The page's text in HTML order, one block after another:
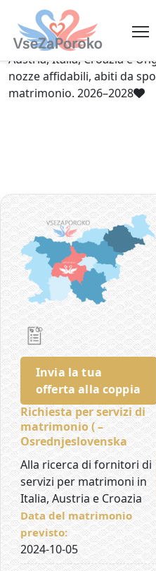
VseZaPoroko.net –
Plan Your Wedding in
DEHR HU
VseZaPoroko – portale
matrimoni locali e
Austria, Italia, Croazia e
nozze affidabili, abiti da
matrimonio. 2026–2028
Invia la tua
offerta alla coppia
Richiesta per servizi di
matrimonio ( –
Osrednjeslovenska
Alla ricerca di fornitori di
servizi per matrimoni in
Italia, Austria e Croazia
Data del matrimonio
previsto:
2024-10-05